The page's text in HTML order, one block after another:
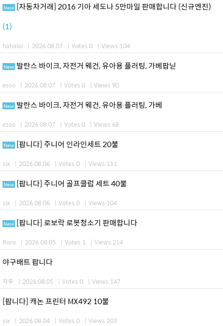
New [자동차거래] 2016 기아 세도나 5만마일 판매합니다 (신규엔진)
(1)
hahalol | 2026.08.07 | Votes 0 | Views 104
New 발란스 바이크, 자전거 웨건, 유아용 플러팅, 가베팝닏
esso | 2026.08.07 | Votes 0 | Views 90
New 발란스 바이크, 자전거 웨건, 유아용 플러팅, 가베
esso | 2026.08.07 | Votes 0 | Views 68
New [팝니다] 주니어 인라인세트 20불
six | 2026.08.06 | Votes 0 | Views 111
New [팝니다] 주니어 골프클럽 세트 40불
six | 2026.08.06 | Votes 0 | Views 104
New [팝니다] 로보락 로봇청소기 판매합니다
Roro | 2026.08.05 | Votes 1 | Views 214
야구배트 팝니다
자두 | 2026.08.05 | Votes 0 | Views 147
[팝니다] 캐논 프린터 MX492 10불
six | 2026.08.04 | Votes 0 | Views 203